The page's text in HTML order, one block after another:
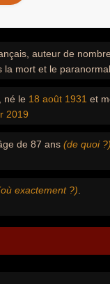
auteur de
la mort et le
, né le 18 août 1931 et
2019
de 87 ans (de quoi ?)
exactement ?)